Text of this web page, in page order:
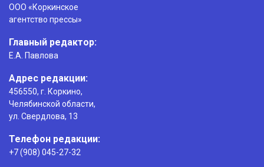
ООО «Коркинское
агентство прессы»
Главный редактор:
Е.А. Павлова
Адрес редакции:
456550, г. Коркино,
Челябинской области,
ул. Свердлова, 13
Телефон редакции:
+7 (908) 045-27-32